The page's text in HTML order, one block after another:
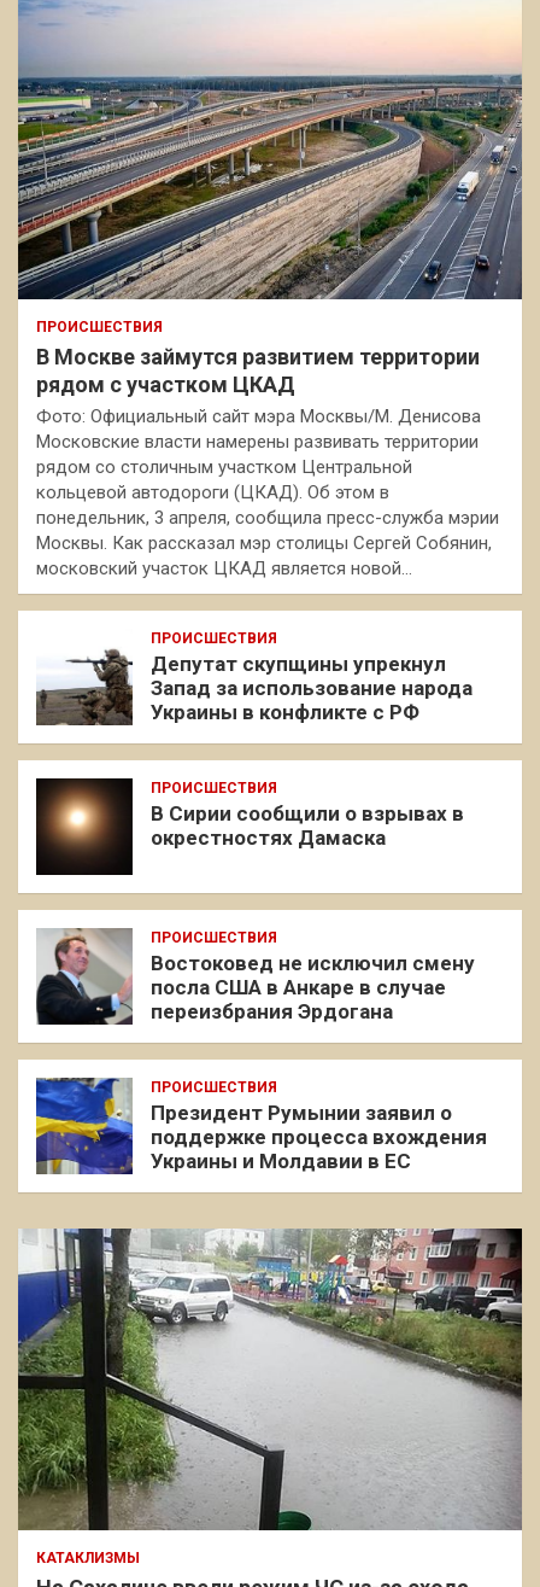
ПРОИСШЕСТВИЯ
В Москве займутся развитием территории
рядом с участком ЦКАД
Фото: Официальный сайт мэра Москвы/М. Денисова
Московские власти намерены развивать территории
рядом со столичным участком Центральной
кольцевой автодороги (ЦКАД). Об этом в
понедельник, 3 апреля, сообщила пресс-служба мэрии
Москвы. Как рассказал мэр столицы Сергей Собянин,
московский участок ЦКАД является новой…
ПРОИСШЕСТВИЯ
Депутат скупщины упрекнул
Запад за использование народа
Украины в конфликте с РФ
ПРОИСШЕСТВИЯ
В Сирии сообщили о взрывах в
окрестностях Дамаска
ПРОИСШЕСТВИЯ
Востоковед не исключил смену
посла США в Анкаре в случае
переизбрания Эрдогана
ПРОИСШЕСТВИЯ
Президент Румынии заявил о
поддержке процесса вхождения
Украины и Молдавии в ЕС
КАТАКЛИЗМЫ